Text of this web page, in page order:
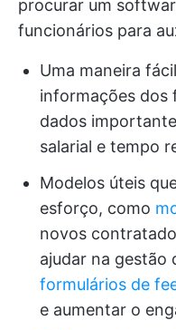
procurar um
funcionários para
Uma maneira
informações dos
dados
salarial e tempo
Modelos úteis
esforço, como
novos
ajudar na gestão
formulários de
e aumentar o